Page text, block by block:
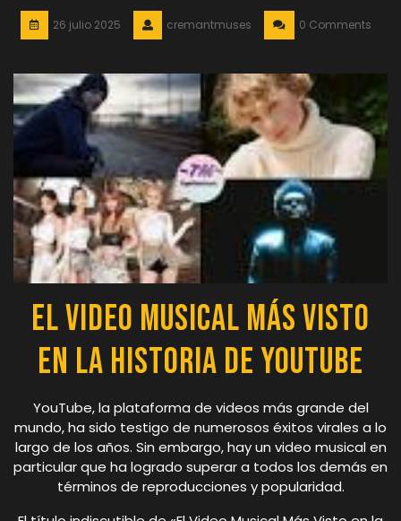
26 julio 2025 cremantmuses 0 Comments
El Video Musical Más Visto
en la Historia de YouTube
YouTube, la plataforma de videos más grande del
mundo, ha sido testigo de numerosos éxitos virales a lo
largo de los años. Sin embargo, hay un video musical en
particular que ha logrado superar a todos los demás en
términos de reproducciones y popularidad.